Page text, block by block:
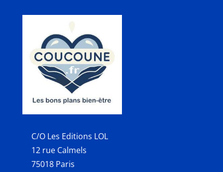
C/O Les Editions LOL
12 rue Calmels
75018 Paris